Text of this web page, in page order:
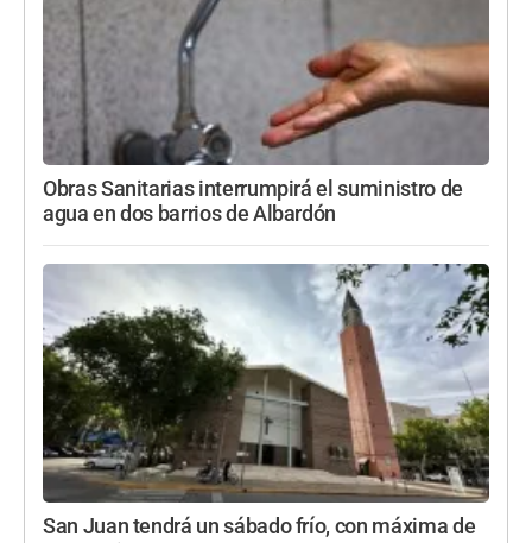
Obras Sanitarias interrumpirá el suministro de
agua en dos barrios de Albardón
San Juan tendrá un sábado frío, con máxima de